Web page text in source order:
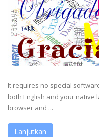
It requires no special
both English and your native
browser and ...
Lanjutkan